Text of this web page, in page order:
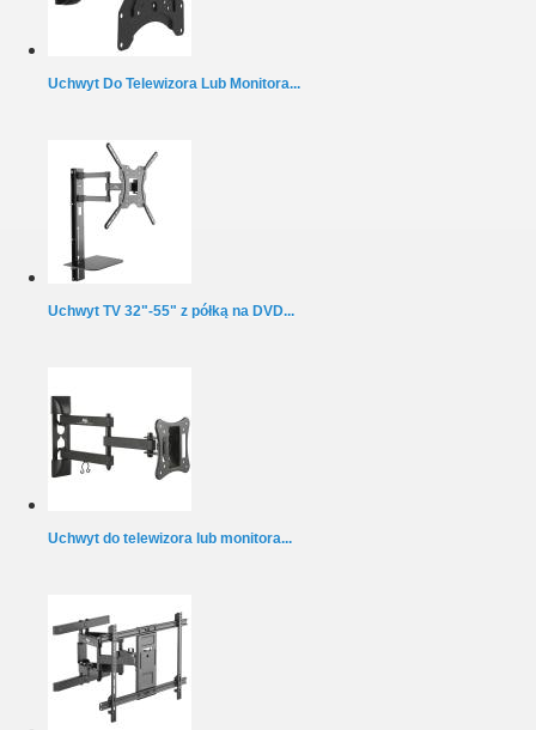
Uchwyt Do Telewizora Lub Monitora...
Uchwyt TV 32"-55" z półką na DVD...
Uchwyt do telewizora lub monitora...